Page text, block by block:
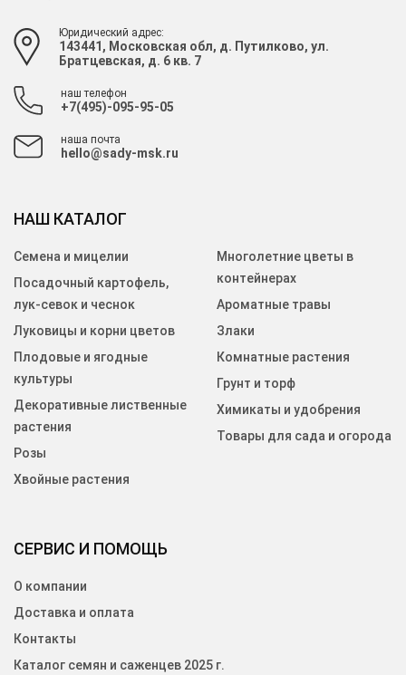
Юридический адрес:
143441, Московская обл, д. Путилково, ул.
Братцевская, д. 6 кв. 7
наш телефон
+7(495)-095-95-05
наша почта
hello@sady-msk.ru
СЕРВИС И ПОМОЩЬ
О компании
Доставка и оплата
Контакты
Каталог семян и саженцев 2025 г.
НАШ КАТАЛОГ
Семена и мицелии
Посадочный картофель,
лук-севок и чеснок
Луковицы и корни цветов
Плодовые и ягодные
культуры
Декоративные лиственные
растения
Розы
Хвойные растения
Многолетние цветы в
контейнерах
Ароматные травы
Злаки
Комнатные растения
Грунт и торф
Химикаты и удобрения
Товары для сада и огорода